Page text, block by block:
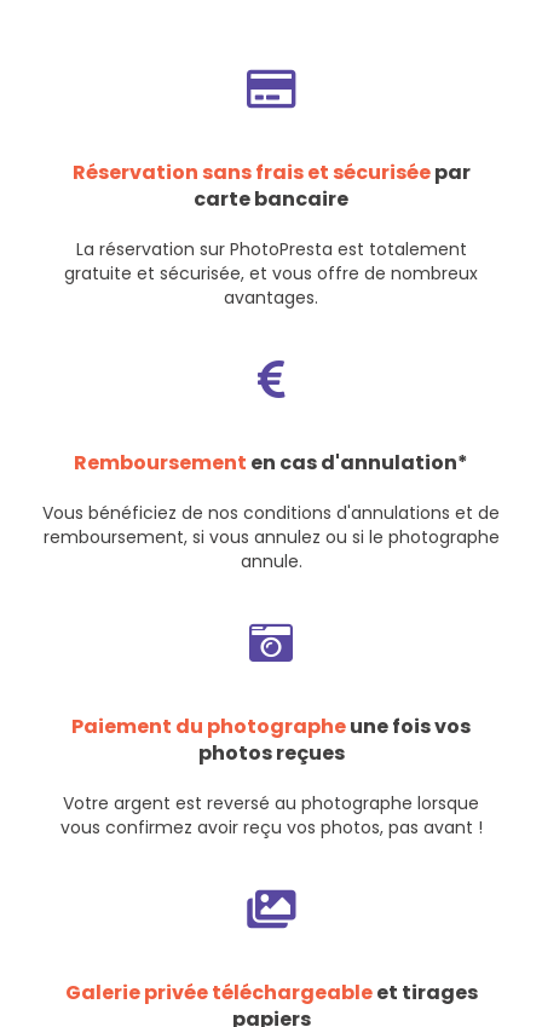
Réservation sans frais et sécuriséepar
carte bancaire
La réservation sur PhotoPresta est totalement
gratuite et sécurisée, et vous offre de nombreux
avantages.
Remboursement en cas d'annulation*
Vous bénéficiez de nos conditions d'annulations et de
remboursement, si vous annulez ou si le photographe
annule.
Paiement du photographeune fois vos
photos reçues
Votre argent est reversé au photographe lorsque
vous confirmez avoir reçu vos photos, pas avant !
Galerie privée téléchargeableet tirages
papiers